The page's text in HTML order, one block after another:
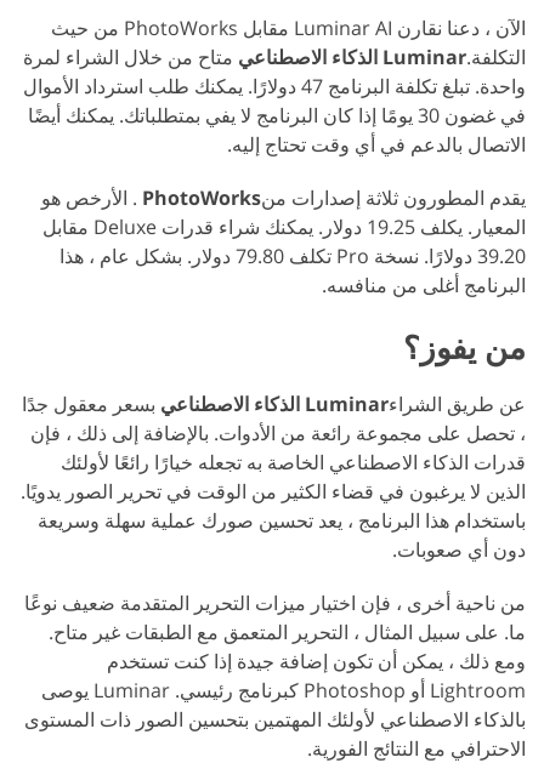
الآن ، دعنا نقارن Luminar AI مقابل PhotoWorks من حيث
التكلفة.Luminar الذكاء الاصطناعي
متاح من خلال الشراء لمرة
واحدة. تبلغ تكلفة البرنامج 47 دولارًا. يمكنك طلب استرداد الأموال
في غضون 30 يومًا إذا كان البرنامج لا يفي بمتطلباتك. يمكنك أيضًا
الاتصال بالدعم في أي وقت تحتاج إليه.
يقدم المطورون ثلاثة إصدارات منPhotoWorks . الأرخص هو
المعيار. يكلف 19.25 دولار. يمكنك شراء قدرات Deluxe مقابل
39.20 دولارًا. نسخة Pro تكلف 79.80 دولار. بشكل عام ، هذا
البرنامج أغلى من منافسه.
من يفوز؟
عن طريق الشراءLuminar الذكاء الاصطناعي
بسعر معقول جدًا
، تحصل على مجموعة رائعة من الأدوات. بالإضافة إلى ذلك ، فإن
قدرات الذكاء الاصطناعي الخاصة به تجعله خيارًا رائعًا لأولئك
الذين لا يرغبون في قضاء الكثير من الوقت في تحرير الصور يدويًا.
باستخدام هذا البرنامج ، يعد تحسين صورك عملية سهلة وسريعة
دون أي صعوبات.
من ناحية أخرى ، فإن اختيار ميزات التحرير المتقدمة ضعيف نوعًا
ما. على سبيل المثال ، التحرير المتعمق مع الطبقات غير متاح.
ومع ذلك ، يمكن أن تكون إضافة جيدة إذا كنت تستخدم
Lightroom أو Photoshop كبرنامج رئيسي. Luminar يوصى
بالذكاء الاصطناعي لأولئك المهتمين بتحسين الصور ذات المستوى
الاحترافي مع النتائج الفورية.